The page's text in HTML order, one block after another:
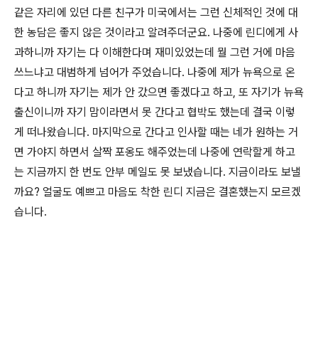
같은 자리에 있던 다른 친구가 미국에서는 그런 신체적인 것에 대
한 농담은 좋지 않은 것이라고 알려주더군요. 나중에 린디에게 사
과하니까 자기는 다 이해한다며 재미있었는데 뭘 그런 거에 마음
쓰느냐고 대범하게 넘어가 주었습니다. 나중에 제가 뉴욕으로 온
다고 하니까 자기는 제가 안 갔으면 좋겠다고 하고, 또 자기가 뉴욕
출신이니까 자기 맘이라면서 못 간다고 협박도 했는데 결국 이렇
게 떠나왔습니다. 마지막으로 간다고 인사할 때는 네가 원하는 거
면 가야지 하면서 살짝 포옹도 해주었는데 나중에 연락할게 하고
는 지금까지 한 번도 안부 메일도 못 보냈습니다. 지금이라도 보낼
까요? 얼굴도 예쁘고 마음도 착한 린디 지금은 결혼했는지 모르겠
습니다.